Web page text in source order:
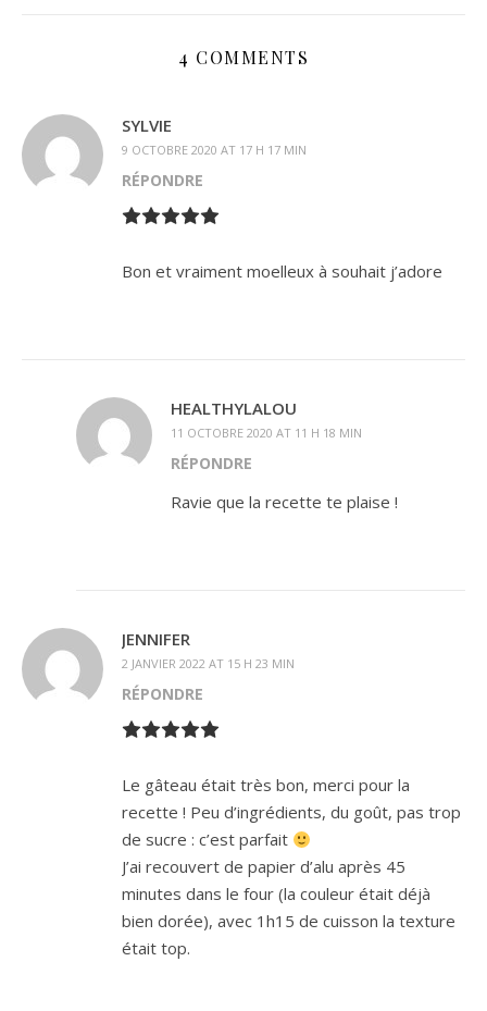
4 COMMENTS
SYLVIE
9 OCTOBRE 2020 AT 17 H 17 MIN
RÉPONDRE
Bon et vraiment moelleux à souhait j’adore
HEALTHYLALOU
11 OCTOBRE 2020 AT 11 H 18 MIN
RÉPONDRE
Ravie que la recette te plaise !
JENNIFER
2 JANVIER 2022 AT 15 H 23 MIN
RÉPONDRE
Le gâteau était très bon, merci pour la
recette ! Peu d’ingrédients, du goût, pas trop
de sucre : c’est parfait
J’ai recouvert de papier d’alu après 45
minutes dans le four (la couleur était déjà
bien dorée), avec 1h15 de cuisson la texture
était top.